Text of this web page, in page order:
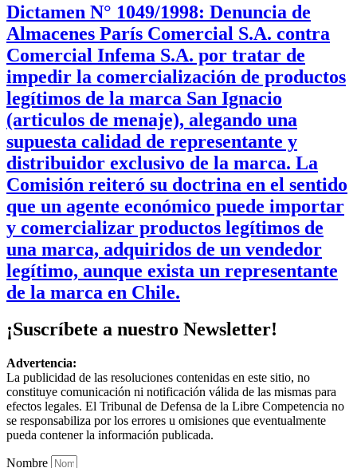
Dictamen N° 1049/1998: Denuncia de
Almacenes París Comercial S.A. contra
Comercial Infema S.A. por tratar de
impedir la comercialización de productos
legítimos de la marca San Ignacio
(articulos de menaje), alegando una
supuesta calidad de representante y
distribuidor exclusivo de la marca. La
Comisión reiteró su doctrina en el sentido
que un agente económico puede importar
y comercializar productos legítimos de
una marca, adquiridos de un vendedor
legítimo, aunque exista un representante
de la marca en Chile.
¡Suscríbete a nuestro Newsletter!
Advertencia:
La publicidad de las resoluciones contenidas en este sitio, no
constituye comunicación ni notificación válida de las mismas para
efectos legales. El Tribunal de Defensa de la Libre Competencia no
se responsabiliza por los errores u omisiones que eventualmente
pueda contener la información publicada.
Nombre